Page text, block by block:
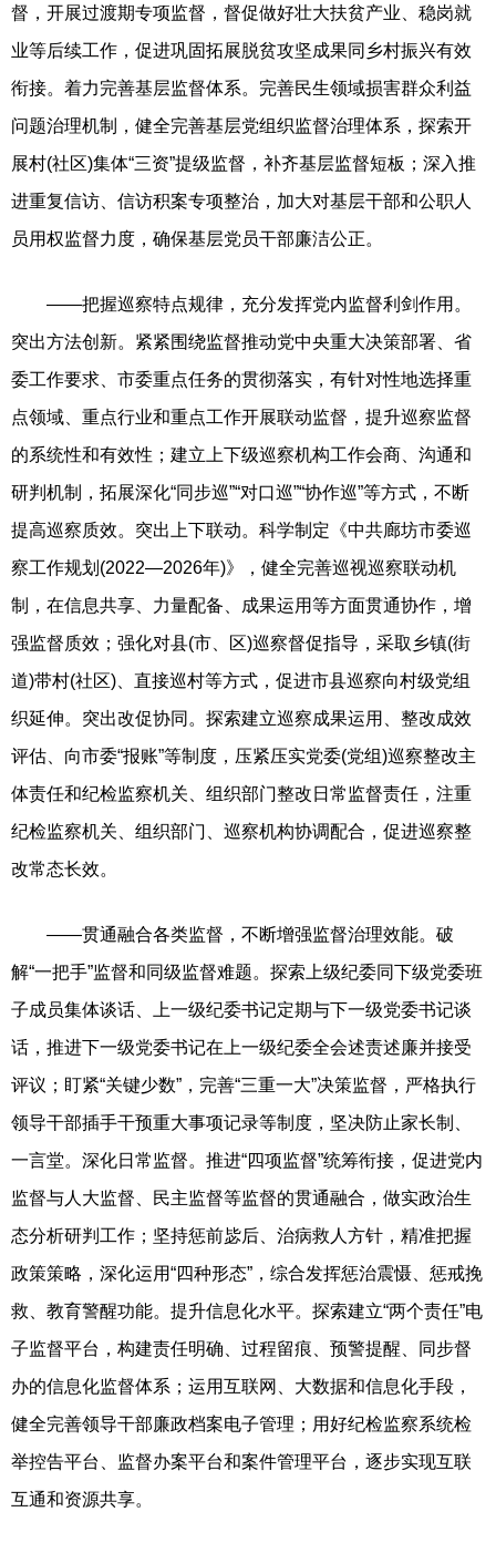
督，开展过渡期专项监督，督促做好壮大扶贫产业、稳岗就
业等后续工作，促进巩固拓展脱贫攻坚成果同乡村振兴有效
衔接。着力完善基层监督体系。完善民生领域损害群众利益
问题治理机制，健全完善基层党组织监督治理体系，探索开
展村(社区)集体“三资”提级监督，补齐基层监督短板；深入推
进重复信访、信访积案专项整治，加大对基层干部和公职人
员用权监督力度，确保基层党员干部廉洁公正。
——把握巡察特点规律，充分发挥党内监督利剑作用。
突出方法创新。紧紧围绕监督推动党中央重大决策部署、省
委工作要求、市委重点任务的贯彻落实，有针对性地选择重
点领域、重点行业和重点工作开展联动监督，提升巡察监督
的系统性和有效性；建立上下级巡察机构工作会商、沟通和
研判机制，拓展深化“同步巡”“对口巡”“协作巡”等方式，不断
提高巡察质效。突出上下联动。科学制定《中共廊坊市委巡
察工作规划(2022—2026年)》，健全完善巡视巡察联动机
制，在信息共享、力量配备、成果运用等方面贯通协作，增
强监督质效；强化对县(市、区)巡察督促指导，采取乡镇(街
道)带村(社区)、直接巡村等方式，促进市县巡察向村级党组
织延伸。突出改促协同。探索建立巡察成果运用、整改成效
评估、向市委“报账”等制度，压紧压实党委(党组)巡察整改主
体责任和纪检监察机关、组织部门整改日常监督责任，注重
纪检监察机关、组织部门、巡察机构协调配合，促进巡察整
改常态长效。
——贯通融合各类监督，不断增强监督治理效能。破
解“一把手”监督和同级监督难题。探索上级纪委同下级党委班
子成员集体谈话、上一级纪委书记定期与下一级党委书记谈
话，推进下一级党委书记在上一级纪委全会述责述廉并接受
评议；盯紧“关键少数”，完善“三重一大”决策监督，严格执行
领导干部插手干预重大事项记录等制度，坚决防止家长制、
一言堂。深化日常监督。推进“四项监督”统筹衔接，促进党内
监督与人大监督、民主监督等监督的贯通融合，做实政治生
态分析研判工作；坚持惩前毖后、治病救人方针，精准把握
政策策略，深化运用“四种形态”，综合发挥惩治震慑、惩戒挽
救、教育警醒功能。提升信息化水平。探索建立“两个责任”电
子监督平台，构建责任明确、过程留痕、预警提醒、同步督
办的信息化监督体系；运用互联网、大数据和信息化手段，
健全完善领导干部廉政档案电子管理；用好纪检监察系统检
举控告平台、监督办案平台和案件管理平台，逐步实现互联
互通和资源共享。